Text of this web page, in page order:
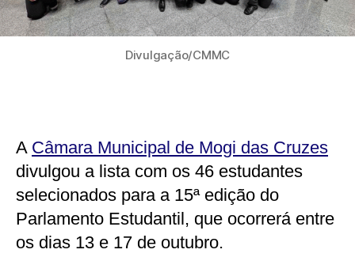
Divulgação/CMMC
A Câmara Municipal de Mogi das Cruzes
divulgou a lista com os 46 estudantes
selecionados para a 15ª edição do
Parlamento Estudantil, que ocorrerá entre
os dias 13 e 17 de outubro.